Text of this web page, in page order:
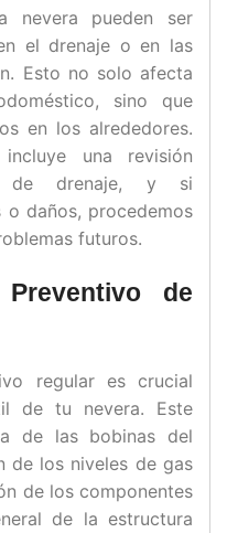
nevera pueden ser
el drenaje o en las
Esto no solo afecta
sino que
en los alrededores.
una revisión
de drenaje, y si
o daños, procedemos
futuros.
Preventivo de
regular es crucial
de tu nevera. Este
de las bobinas del
de los niveles de gas
de los componentes
de la estructura